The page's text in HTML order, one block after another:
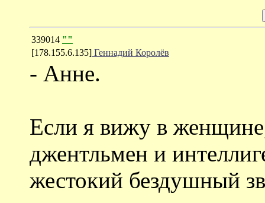
339014 ""
[178.155.6.135] Геннадий Королёв
- Анне.
Если я вижу в
джентльмен и
жестокий бездушный